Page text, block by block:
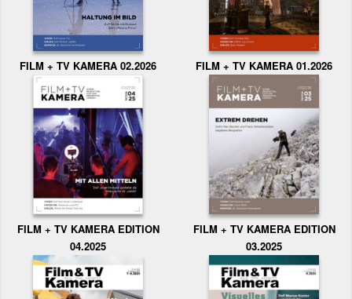
FILM + TV KAMERA 02.2026 FILM + TV KAMERA 01.2026
FILM + TV KAMERA EDITION
04.2025
FILM + TV KAMERA EDITION
03.2025